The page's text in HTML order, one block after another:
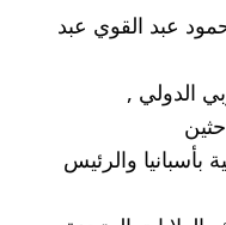
الدولي ,